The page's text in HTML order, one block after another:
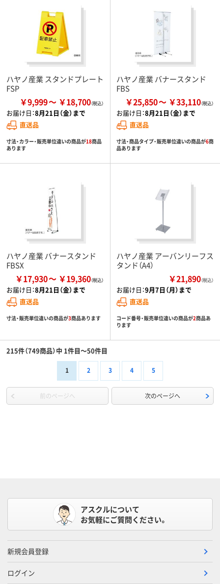
ハヤノ産業 スタンドプレート
FSP
￥9,999 ￥18,700
お届け日：8月21日（金）まで
直送品
寸法・カラー・販売単位違いの商品が18商品
あります
ハヤノ産業 バナースタンド
FBS
￥25,850 ￥33,110
お届け日：8月21日（金）まで
直送品
寸法・商品タイプ・販売単位違いの商品が6商
品あります
ハヤノ産業 バナースタンド
FBSX
￥17,930 ￥19,360
お届け日：8月21日（金）まで
直送品
寸法・販売単位違いの商品が3商品あります
ハヤノ産業 アーバンリーフス
タンド（A4）
￥21,890（税込）
お届け日：9月7日（月）まで
直送品
コード番号・販売単位違いの商品が2商品あ
ります
215件（749商品）中 1件目～50件目
1 2 3 4 5
前のページへ 次のページへ
アスクルについて
お気軽にご質問ください。
新規会員登録
ログイン